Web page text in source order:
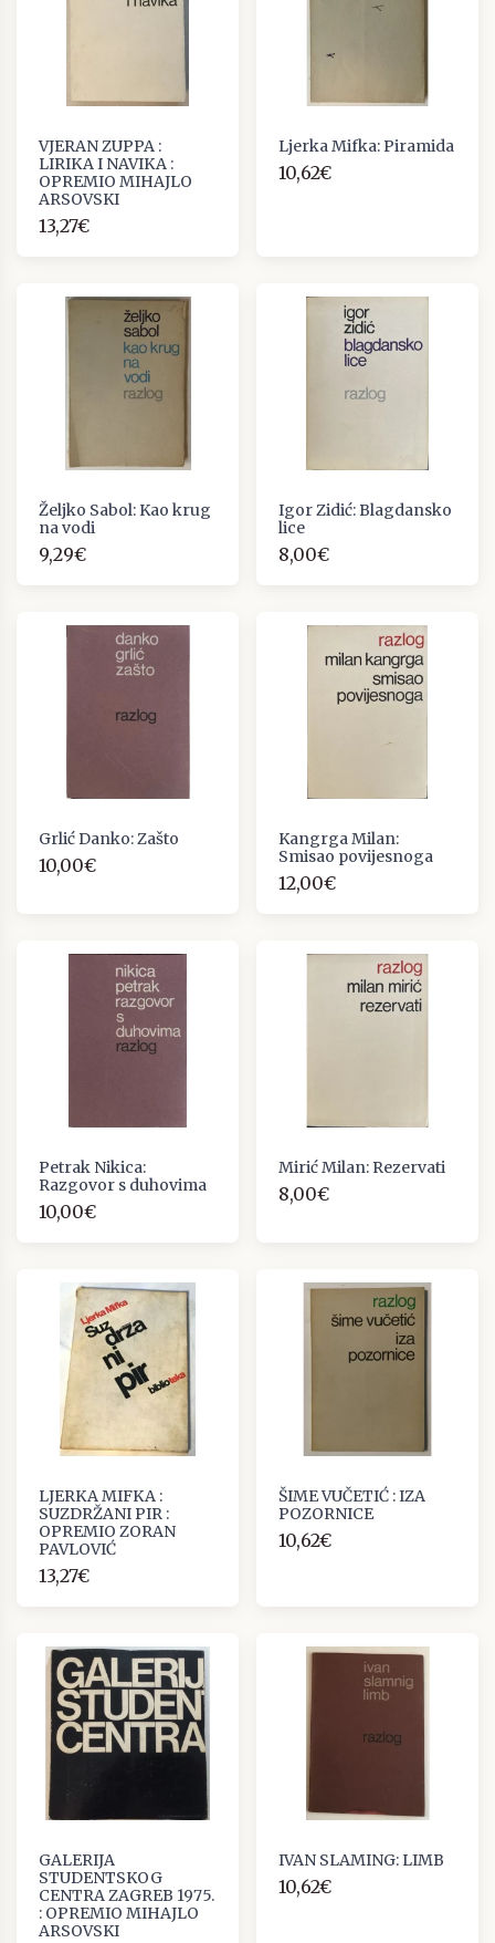
VJERAN ZUPPA :
LIRIKA I NAVIKA :
OPREMIO MIHAJLO
ARSOVSKI
13,27€
Ljerka Mifka: Piramida
10,62€
Željko Sabol: Kao krug
na vodi
9,29€
Igor Zidić: Blagdansko
lice
8,00€
Grlić Danko: Zašto
10,00€
Kangrga Milan:
Smisao povijesnoga
12,00€
Petrak Nikica:
Razgovor s duhovima
10,00€
Mirić Milan: Rezervati
8,00€
LJERKA MIFKA :
SUZDRŽANI PIR :
OPREMIO ZORAN
PAVLOVIĆ
13,27€
ŠIME VUČETIĆ : IZA
POZORNICE
10,62€
GALERIJA
STUDENTSKOG
CENTRA ZAGREB 1975.
: OPREMIO MIHAJLO
ARSOVSKI
IVAN SLAMING: LIMB
10,62€